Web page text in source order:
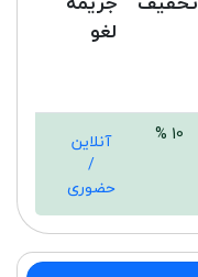
لغو
10 %
آنلاین
/
حضوری